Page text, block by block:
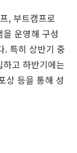
, 부트캠프로
운영해 구성
. 특히 상반기 중
고 하반기에는
상 등을 통해 성